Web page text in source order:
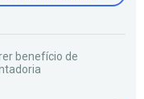
benefício de